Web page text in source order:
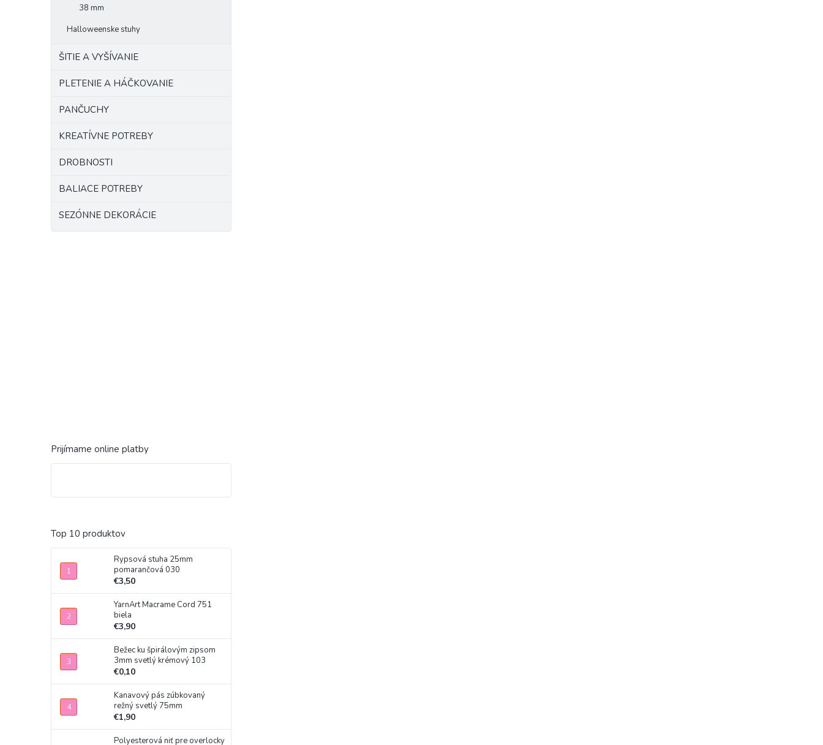
38 mm
Halloweenske stuhy
ŠITIE A VYŠÍVANIE
PLETENIE A HÁČKOVANIE
PANČUCHY
KREATÍVNE POTREBY
DROBNOSTI
BALIACE POTREBY
SEZÓNNE DEKORÁCIE
Prijímame online platby
Top 10 produktov
Rypsová stuha 25mm
pomarančová 030
€3,50
YarnArt Macrame Cord 751
biela
€3,90
Bežec ku špirálovým zipsom
3mm svetlý krémový 103
€0,10
Kanavový pás zúbkovaný
režný svetlý 75mm
€1,90
Polyesterová niť pre overlocky